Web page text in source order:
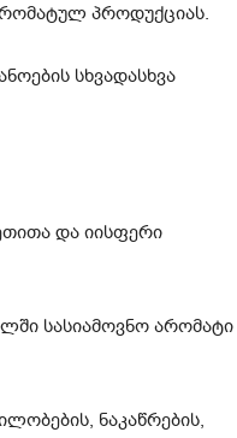
პროდუქციას.
სხვადასხვა
სასიამოვნო არომატი
ნაკაწრების,